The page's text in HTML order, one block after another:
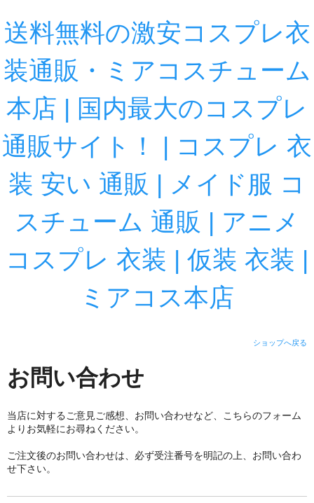
送料無料の激安コスプレ衣
装通販・ミアコスチューム
本店 | 国内最大のコスプレ
通販サイト！ | コスプレ 衣
装 安い 通販 | メイド服 コ
スチューム 通販 | アニメ
コスプレ 衣装 | 仮装 衣装 |
ミアコス本店
ショップへ戻る
お問い合わせ
当店に対するご意見ご感想、お問い合わせなど、こちらのフォーム
よりお気軽にお尋ねください。
ご注文後のお問い合わせは、必ず受注番号を明記の上、お問い合わ
せ下さい。